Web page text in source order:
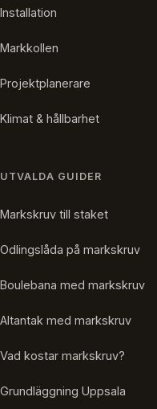
Installation
Markkollen
Projektplanerare
Klimat & hållbarhet
UTVALDA GUIDER
Markskruv till staket
Odlingslåda på markskruv
Boulebana med markskruv
Altantak med markskruv
Vad kostar markskruv?
Grundläggning Uppsala